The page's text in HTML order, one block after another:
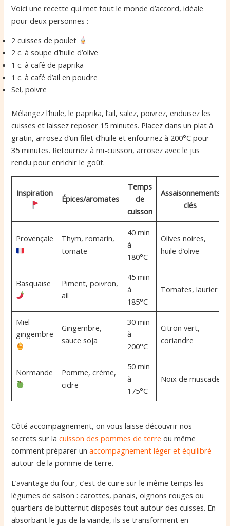
Voici une recette qui met tout le monde d’accord, idéale
pour deux personnes :
2 cuisses de poulet
2 c. à soupe d’huile d’olive
1 c. à café de paprika
1 c. à café d’ail en poudre
Sel, poivre
Mélangez l’huile, le paprika, l’ail, salez, poivrez, enduisez les
cuisses et laissez reposer 15 minutes. Placez dans un plat à
gratin, arrosez d’un filet d’huile et enfournez à 200°C pour
35 minutes. Retournez à mi-cuisson, arrosez avec le jus
rendu pour enrichir le goût.
Inspiration
Épices/aromates
Temps
de
cuisson
Assaisonnements
clés
Provençale
Thym, romarin,
tomate
40 min
à
180°C
Olives noires,
huile d’olive
Basquaise
Piment, poivron,
ail
45 min
à
185°C
Tomates, laurier
Miel-
gingembre
Gingembre,
sauce soja
30 min
à
200°C
Citron vert,
coriandre
Normande
Pomme, crème,
cidre
50 min
à
175°C
Noix de muscade
Côté accompagnement, on vous laisse découvrir nos
secrets sur lacuisson des pommes de terre ou même
comment préparer unaccompagnement léger et équilibré
autour de la pomme de terre.
L’avantage du four, c’est de cuire sur le même temps les
légumes de saison : carottes, panais, oignons rouges ou
quartiers de butternut disposés tout autour des cuisses. En
absorbant le jus de la viande, ils se transforment en